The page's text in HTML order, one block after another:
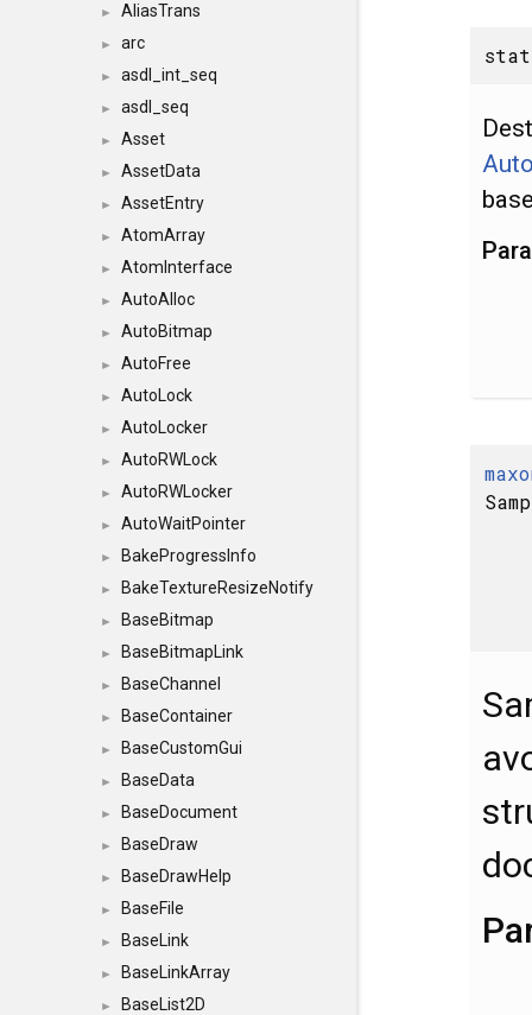
► AliasTrans
► arc
► asdl_int_seq
► asdl_seq
► Asset
► AssetData
► AssetEntry
► AtomArray
► AtomInterface
► AutoAlloc
► AutoBitmap
► AutoFree
► AutoLock
► AutoLocker
► AutoRWLock
► AutoRWLocker
► AutoWaitPointer
► BakeProgressInfo
► BakeTextureResizeNotify
► BaseBitmap
► BaseBitmapLink
► BaseChannel
► BaseContainer
► BaseCustomGui
► BaseData
► BaseDocument
► BaseDraw
► BaseDrawHelp
► BaseFile
► BaseLink
► BaseLinkArray
► BaseList2D